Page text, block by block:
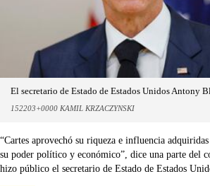
El secretario de Estado de Estados Unidos Antony
152203+0000 KAMIL KRZACZYNSKI
“Cartes aprovechó su riqueza e influencia
su poder político y económico”, dice una parte del
hizo público el secretario de Estado de Estados